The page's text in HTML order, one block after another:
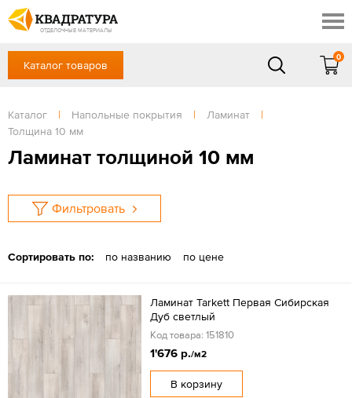
ОТДЕЛОЧНЫЕ МАТЕРИАЛЫ
Скидки
Акции
Готовые решения
Доставка и оплата
Отзывы
+7 (861) 212-10-58
Сб, Вс — выходной
ЗАКАЗАТЬ ЗВОНОК
Вход / Регистрация
Каталог товаров
0
Каталог | Напольные покрытия | Ламинат
|
Толщина 10 мм
Ламинат толщиной 10 мм
Фильтровать
Сортировать по: по названию по цене
Ламинат Tarkett Первая Сибирская
Дуб светлый
Код товара: 151810
1'676 р./м2
В корзину